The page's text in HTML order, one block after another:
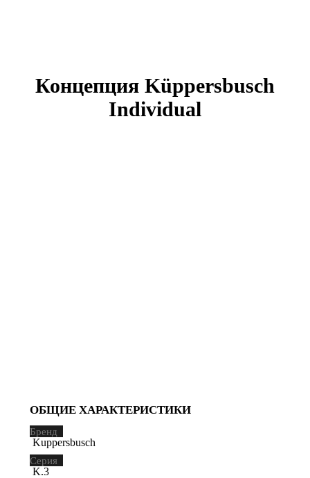
Концепция Küppersbusch
Individual
ОБЩИЕ ХАРАКТЕРИСТИКИ
Бренд
Kuppersbusch
Серия
K.3